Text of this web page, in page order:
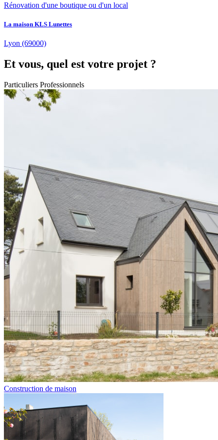
Rénovation d'une boutique ou d'un local
La maison KLS Lunettes
Lyon (69000)
Et vous, quel est votre projet ?
Particuliers Professionnels
Construction de maison